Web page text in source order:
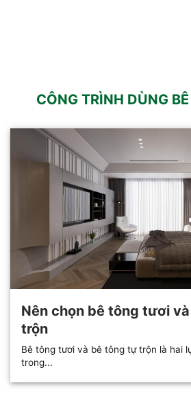
CÔNG TRÌNH DÙNG
Nên chọn bê tông tươi
trộn
Bê tông tươi và bê tông tự trộn là hai
trong...